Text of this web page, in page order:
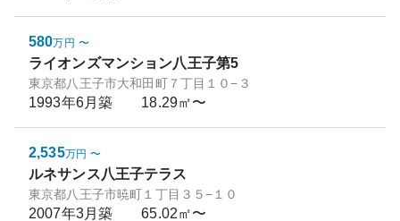
580万円 〜
ライオンズマンション八王子第5
東京都八王子市大和田町７丁目１０−３
1993年6月築 18.29㎡〜
2,535万円 〜
ルネサンス八王子テラス
東京都八王子市暁町１丁目３５−１０
2007年3月築 65.02㎡〜